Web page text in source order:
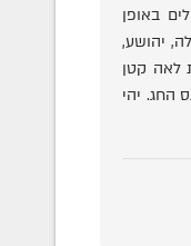
באופן
יהושע,
לאה קטן
החג. יהי